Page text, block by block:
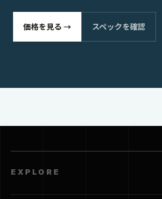
価格を見る → スペックを確認
EXPLORE